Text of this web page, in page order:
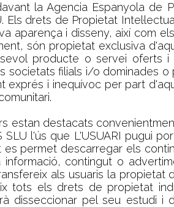
la Agencia Espanyola de
drets de Propietat
aparença i disseny, així com
són propietat exclusiva
producte o servei
societats filials i/o dominades
exprés i inequívoc per part
estan destacats
l'ús que L'USUARI pugui
permet descarregar els
informació, contingut o
als usuaris la propietat
tots els drets de propietat
disseccionar pel seu estudi